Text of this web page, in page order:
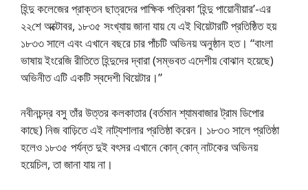
হিন্দু কলেজের প্রাক্তন ছাত্রদের পাক্ষিক পত্রিকা ‘হিন্দু পায়োনীয়ার’-এর
২২শে অক্টোবর, ১৮৩৫ সংখ্যায় জানা যায় যে এই থিয়েটারটি প্রতিষ্ঠিত হয়
১৮৩৩ সালে এবং এখানে বছরে চার পাঁচটি অভিনয় অনুষ্ঠান হত। “বাংলা
ভাষায় ইংরেজি রীতিতে হিন্দুদের দ্বারা (সম্ভবত এদেশীয় বোঝান হয়েছে)
অভিনীত এটি একটি স্বদেশী থিয়েটার।”
নবীনচন্দ্র বসু তাঁর উত্তর কলকাতার (বর্তমান শ্যামবাজার ট্রাম ডিপোর
কাছে) নিজ বাড়িতে এই নাট্যশালার প্রতিষ্ঠা করেন। ১৮৩৩ সালে প্রতিষ্ঠা
হলেও ১৮৩৫ পর্যন্ত দুই বৎসর এখানে কোন্ কোন্ নাটকের অভিনয়
হয়েচিল, তা জানা যায় না।